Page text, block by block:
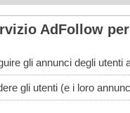
AdFollow
gli annunci degli utenti
gli utenti (e i loro